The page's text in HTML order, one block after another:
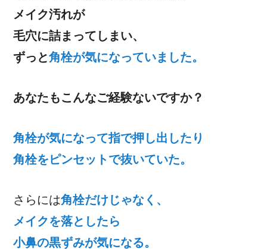
メイク汚れが
毛穴に詰まってしまい、
ずっと角栓が気になっていました。
あなたもこんなご経験ないですか？
角栓が気になって指で押し出したり
角栓をピンセットで抜いていた。
さらには角栓だけじゃなく、
メイクを落としたら
小鼻の黒ずみが気になる。